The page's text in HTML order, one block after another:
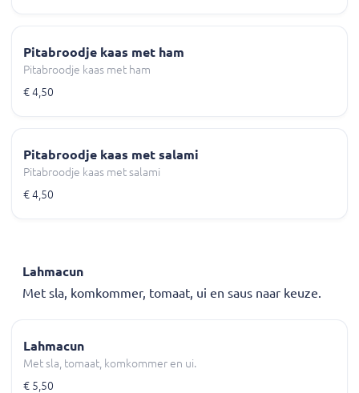
Pitabroodje kaas met ham
Pitabroodje kaas met ham
€ 4,50
Pitabroodje kaas met salami
Pitabroodje kaas met salami
€ 4,50
Lahmacun
Met sla, komkommer, tomaat, ui en saus naar keuze.
Lahmacun
Met sla, tomaat, komkommer en ui.
€ 5,50